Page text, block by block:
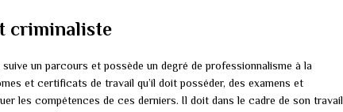
criminaliste
un parcours et possède un degré de professionnalisme à la
et certificats de travail qu’il doit posséder, des examens et
les compétences de ces derniers. Il doit dans le cadre de son travail